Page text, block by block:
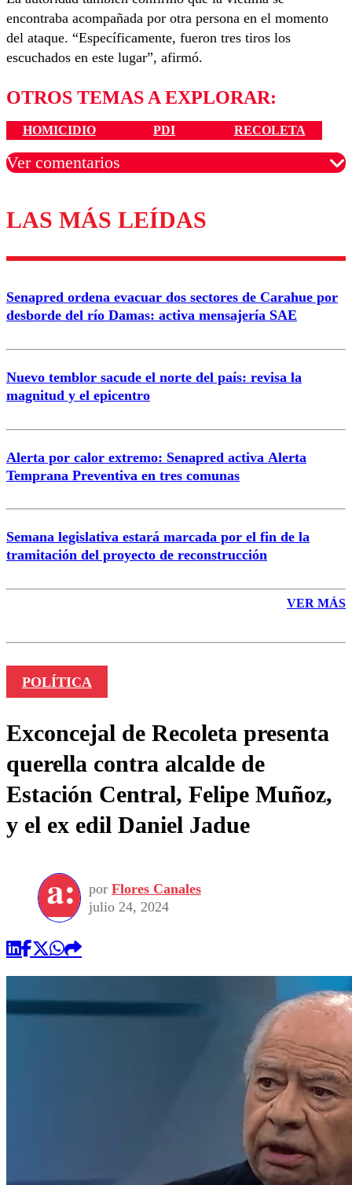
encontraba acompañada por otra persona en el momento
del ataque. “Específicamente, fueron tres tiros los
escuchados en este lugar”, afirmó.
OTROS TEMAS A EXPLORAR:
HOMICIDIO PDI RECOLETA
Ver comentarios
Los comentarios son moderados para garantizar un
diálogo respetuoso.
Correo
LAS MÁS LEÍDAS
Senapred ordena evacuar dos sectores de Carahue por
desborde del río Damas: activa mensajería SAE
Nuevo temblor sacude el norte del país: revisa la
magnitud y el epicentro
Alerta por calor extremo: Senapred activa Alerta
Temprana Preventiva en tres comunas
Semana legislativa estará marcada por el fin de la
tramitación del proyecto de reconstrucción
VER MÁS
POLÍTICA
Exconcejal de Recoleta presenta
querella contra alcalde de
Estación Central, Felipe Muñoz,
y el ex edil Daniel Jadue
por Flores Canales
julio 24, 2024